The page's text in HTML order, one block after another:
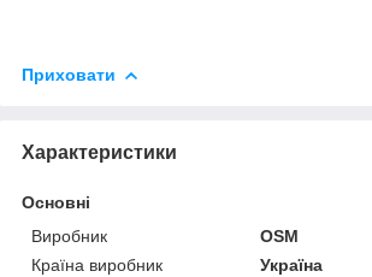
Приховати
Характеристики
Основні
Виробник
OSM
Країна виробник
Україна